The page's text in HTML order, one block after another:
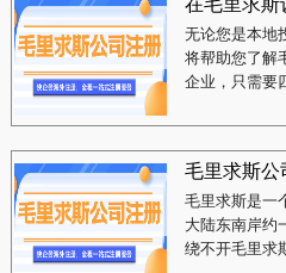
在毛里求斯
无论您是本地
将帮助您了解
企业，只需要
毛里求斯公
毛里求斯是一
大陆东南岸约
绕不开毛里求